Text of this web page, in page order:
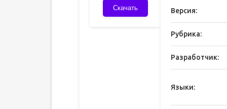
Скачать Версия:
Рубрика:
Разработчик:
Языки: